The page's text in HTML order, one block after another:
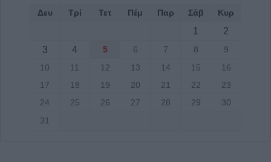
Δευ Τρί Τετ Πέμ Παρ Σάβ Κυρ
1
2
3
4 5 6 7 8
9
10
11 12 13 14 15
16
17
18 19 20 21 22
23
24
25 26 27 28 29
30
31